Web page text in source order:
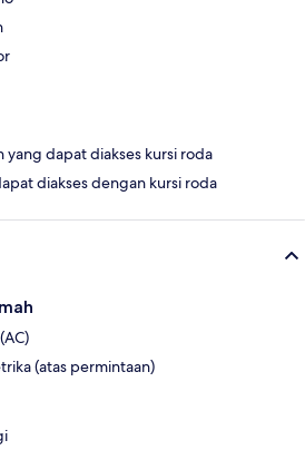
yang dapat diakses kursi roda
diakses dengan kursi roda
(atas permintaan)